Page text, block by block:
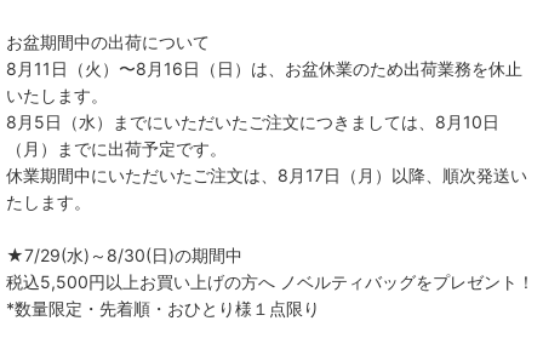
お盆期間中の出荷について
8月11日（火）〜8月16日（日）は、お盆休業のため出荷業務を休止
いたします。
8月5日（水）までにいただいたご注文につきましては、8月10日
（月）までに出荷予定です。
休業期間中にいただいたご注文は、8月17日（月）以降、順次発送い
たします。
★7/29(水)～8/30(日)の期間中
税込5,500円以上お買い上げの方へ ノベルティバッグをプレゼント！
*数量限定・先着順・おひとり様１点限り